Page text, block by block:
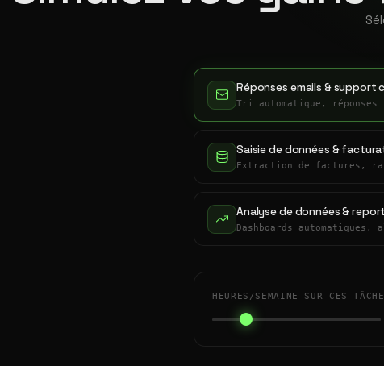
Réponses emails & support
Tri automatique,
Saisie de données &
Extraction de factures,
Analyse de données &
Dashboards
HEURES/SEMAINE SUR CES